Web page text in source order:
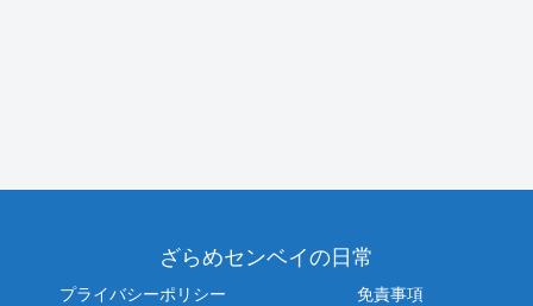
ざらめセンベイの日常
プライバシーポリシー 免責事項